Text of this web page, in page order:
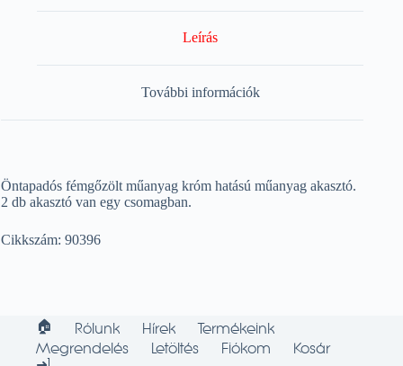
Leírás
További információk
Öntapadós fémgőzölt műanyag króm hatású műanyag akasztó.
2 db akasztó van egy csomagban.
Cikkszám: 90396
🏠︎ Rólunk Hírek
Termékeink
Megrendelés
Letöltés Fiókom
Kosár